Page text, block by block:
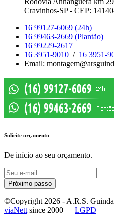
Cravinhos-SP - CEP:
16 99127-6069 (24h)
16 99463-2669 (Plantão)
16 99229-2617
16 3951-9010 / 16 3951-
Email:
Solicite orçamento
De início ao seu orçamento.
Próximo passo
©Copyright 2026 - A.R.S.
viaNett since 2000 | LGPD